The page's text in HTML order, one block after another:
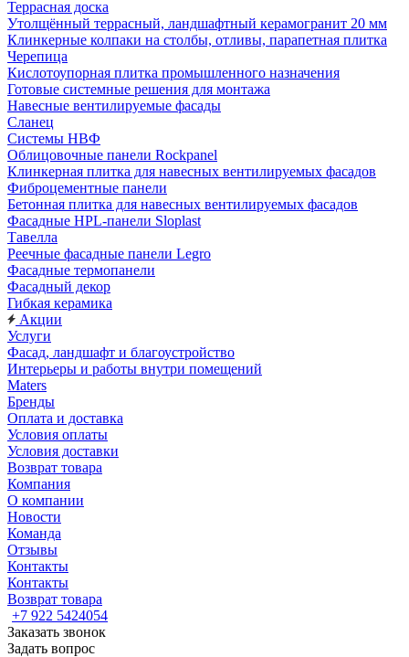
Террасная доска
Утолщённый террасный, ландшафтный керамогранит 20 мм
Клинкерные колпаки на столбы, отливы, парапетная плитка
Черепица
Кислотоупорная плитка промышленного назначения
Готовые системные решения для монтажа
Навесные вентилируемые фасады
Сланец
Системы НВФ
Облицовочные панели Rockpanel
Клинкерная плитка для навесных вентилируемых фасадов
Фиброцементные панели
Бетонная плитка для навесных вентилируемых фасадов
Фасадные HPL-панели Sloplast
Тавелла
Реечные фасадные панели Legro
Фасадные термопанели
Фасадный декор
Гибкая керамика
Акции
Услуги
Фасад, ландшафт и благоустройство
Интерьеры и работы внутри помещений
Maters
Бренды
Оплата и доставка
Условия оплаты
Условия доставки
Возврат товара
Компания
О компании
Новости
Команда
Отзывы
Контакты
Контакты
Возврат товара
+7 922 5424054
Заказать звонок
Задать вопрос